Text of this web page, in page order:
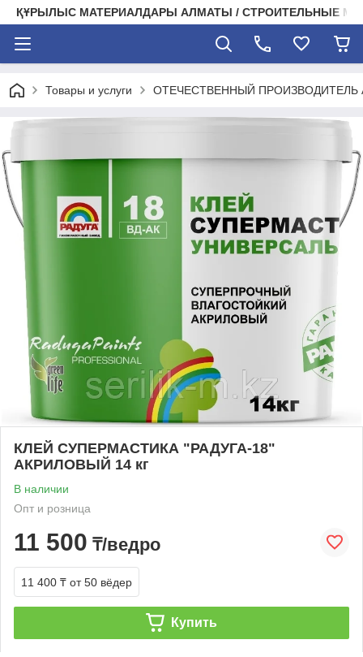
ҚҰРЫЛЫС МАТЕРИАЛДАРЫ АЛМАТЫ / СТРОИТЕЛЬНЫЕ
Товары и услуги ОТЕЧЕСТВЕННЫЙ ПРОИЗВОДИТЕЛЬ
КЛЕЙ СУПЕРМАСТИКА "РАДУГА-18"
АКРИЛОВЫЙ 14 кг
В наличии
Опт и розница
11 500 ₸/ведро
11 400 ₸ от 50 вёдер
Купить